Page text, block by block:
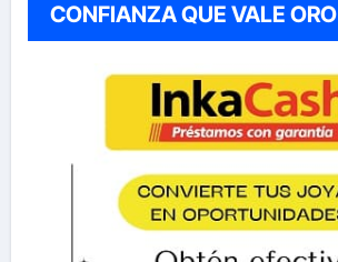
CONFIANZA QUE VALE ORO